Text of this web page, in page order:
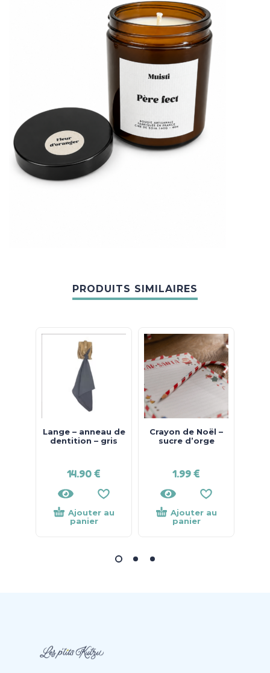
PRODUITS SIMILAIRES
Lange – anneau de
dentition – gris
14.90€
Ajouter au
panier
Crayon de Noël –
sucre d’orge
1.99€
Ajouter au
panier